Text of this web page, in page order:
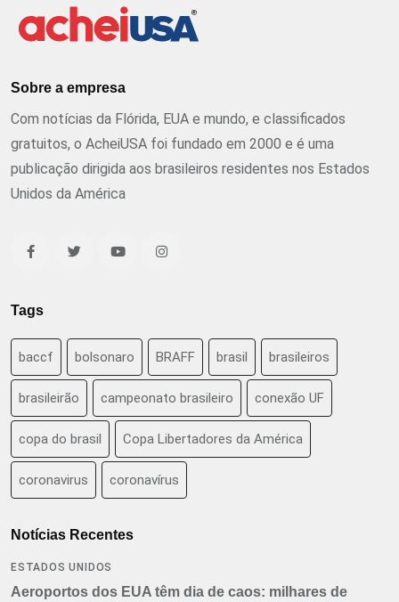
Sobre a empresa
Com notícias da Flórida, EUA e mundo, e classificados
gratuitos, o AcheiUSA foi fundado em 2000 e é uma
publicação dirigida aos brasileiros residentes nos Estados
Unidos da América
Tags
baccf bolsonaro BRAFF brasil brasileiros
brasileirão campeonato brasileiro conexão UF
copa do brasil Copa Libertadores da América
coronavirus coronavírus
Notícias Recentes
ESTADOS UNIDOS
Aeroportos dos EUA têm dia de caos: milhares de